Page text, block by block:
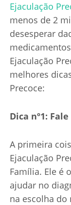
Ejaculação
menos de 2
desesperar
Ejaculação
melhores
Precoce:
Dica nº1:
A primeira
Ejaculação
Família. Ele é
ajudar no
na escolha